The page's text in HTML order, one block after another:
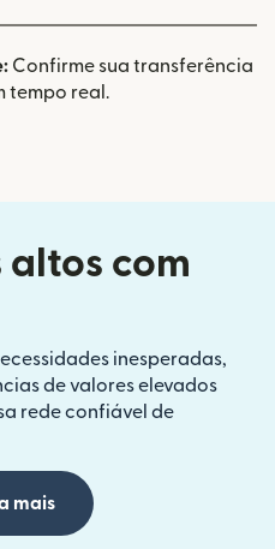
Confirme sua transferência
tempo real.
altos com
inesperadas,
de valores elevados
rede confiável de
mais